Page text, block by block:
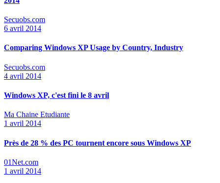
Secuobs.com
6 avril 2014
Comparing Windows XP Usage by Country, Industry
Secuobs.com
4 avril 2014
Windows XP, c'est fini le 8 avril
Ma Chaine Etudiante
1 avril 2014
Près de 28 % des PC tournent encore sous Windows XP
01Net.com
1 avril 2014